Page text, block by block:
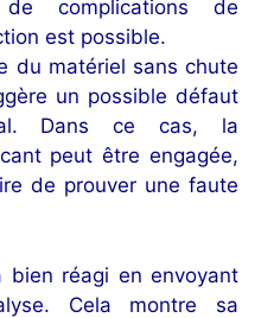
complications de
est possible.
du matériel sans chute
un possible défaut
Dans ce cas, la
peut être engagée,
de prouver une faute
bien réagi en envoyant
Cela montre sa